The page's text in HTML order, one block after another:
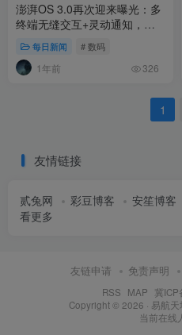
澎湃OS 3.0再次迎来曝光：多
终端无缝交互+灵动通知，都
来了！
每日新闻 # 数码
1年前 326
1
友情链接
贰兔网 彩豆博客 安笙博客
看更多
友链申请 免责声明
RSS MAP
冀
Copyright © 2026 · 易航天
当前在线